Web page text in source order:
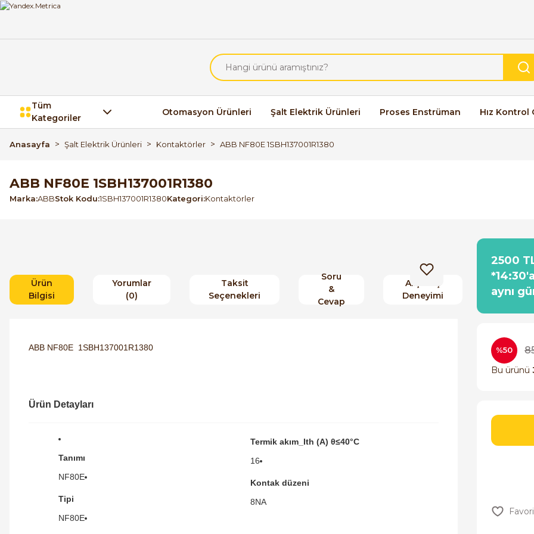
Tüm
Kategoriler
Otomasyon Ürünleri Şalt Elektrik Ürünleri Proses Enstrüman Hız Kontrol
Anasayfa Şalt Elektrik Ürünleri Kontaktörler ABB NF80E 1SBH137001R1380
ABB NF80E 1SBH137001R1380
Marka ABBStok Kodu 1SBH137001R1380Kategori Kontaktörler
Ürün
Bilgisi
Yorumlar
(0)
Taksit
Seçenekleri
Soru
&
Cevap
Alışveriş
Deneyimi
ABB NF80E 1SBH137001R1380
Ürün Detayları
Tanımı
NF80E
Tipi
NF80E
Termik akım_Ith (A) θ≤40°C
16
Kontak düzeni
8NA
2500
aynı
%50
Bu ürünü